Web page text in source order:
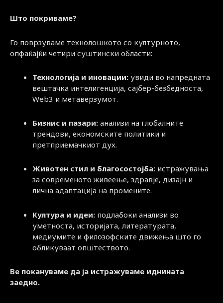
Што покриваме?
Го поврзуваме технолошкото со културното,
опфаќајќи четири суштински области:
Технологија и иновации: увиди во напредната
вештачка интелигенција, сајбер-безбедноста,
Web3 и метаверзумот.
Бизнис и пазари: анализи на глобалните
трендови, економските политики и
претприемачкиот дух.
Животен стил и благосостојба: истражувања
за современото живеење, здравје, дизајн и
лична адаптација на промените.
Култура и идеи: подлабоки анализи во
уметноста, историјата, литературата,
медиумите и филозофските движења што го
обликуваат општеството.
Ве покануваме да ја истражуваме иднината
заедно.